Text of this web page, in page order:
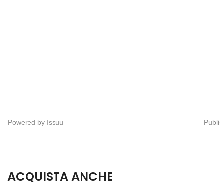
Powered by Issuu
ACQUISTA ANCHE